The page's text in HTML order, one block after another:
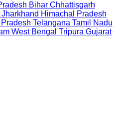
Bihar Chhattisgarh
Jharkhand Himachal Pradesh
Telangana Tamil Nadu
West Bengal Tripura Gujarat